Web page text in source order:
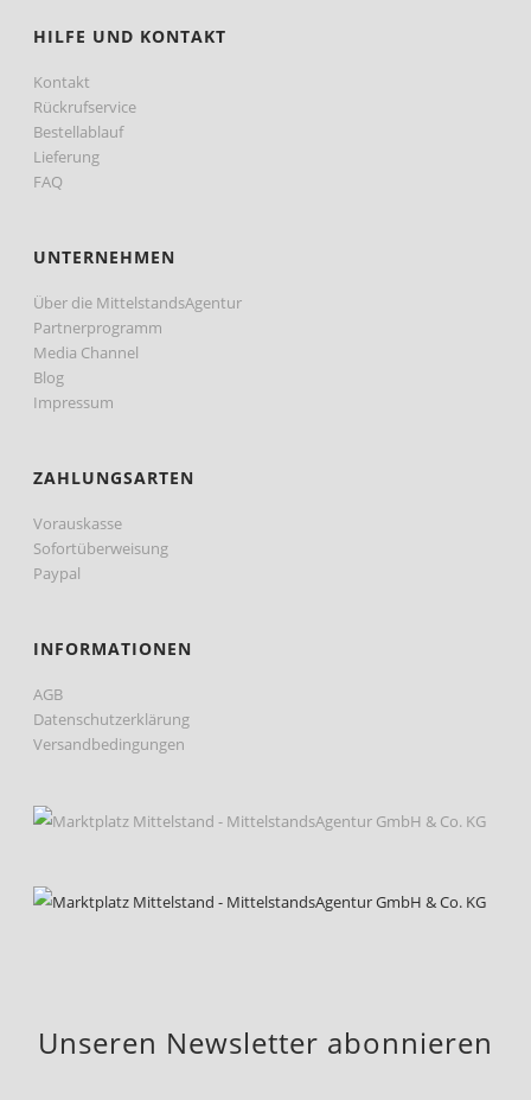
HILFE UND KONTAKT
Kontakt
Rückrufservice
Bestellablauf
Lieferung
FAQ
UNTERNEHMEN
Über die MittelstandsAgentur
Partnerprogramm
Media Channel
Blog
Impressum
ZAHLUNGSARTEN
Vorauskasse
Sofortüberweisung
Paypal
INFORMATIONEN
AGB
Datenschutzerklärung
Versandbedingungen
Unseren Newsletter abonnieren